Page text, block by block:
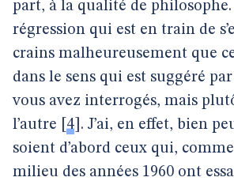
part, à la qualité de philosophe.
régression qui est en train de
crains malheureusement que
dans le sens qui est suggéré
vous avez interrogés, mais
l’autre
4 . J’ai, en effet, bien
soient d’abord ceux qui,
milieu des années 1960 ont